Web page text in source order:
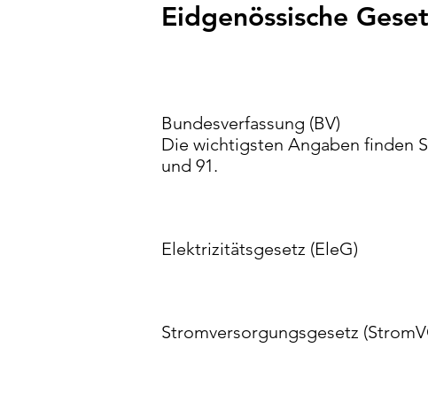
Eidgenössische
Bundesverfassung (BV)
Die wichtigsten Angaben finden
und 91.
Elektrizitätsgesetz (EleG)
Stromversorgungsgesetz